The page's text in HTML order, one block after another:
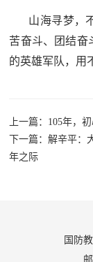
山海寻梦，
苦奋斗、团结奋
的英雄军队，用
上一篇：105年，
下一篇：解辛平
年之际
国防